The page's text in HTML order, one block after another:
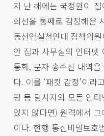
지 난 해에는 국정원이
회선을 통째로 감청해온
동선언실천연대 정책위
안 집과 사무실의 인터넷
통화, 문자 송수신 내역
다. 이를 ‘패킷 감청’이라
핑 등 당사자의 모든 인
있지 않다면) 원격에서
이다. 현행 통신비밀보호